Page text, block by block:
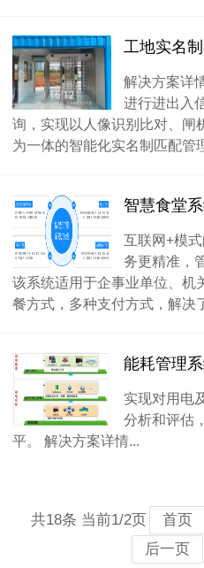
工地实名
解决方案详
进行进出入
询，实现以人像识别比对、闸
为一体的智能化实名制匹配管
智慧食堂
互联网+模
务更精准，
该系统适用于企事业单位、机
餐方式，多种支付方式，解决
能耗管理
实现对用电
分析和评估
平。 解决方案详情...
共18条 当前1/2页 首页
后一页